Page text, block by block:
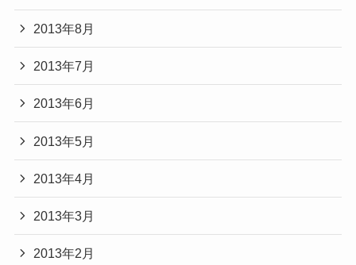
2013年8月
2013年7月
2013年6月
2013年5月
2013年4月
2013年3月
2013年2月